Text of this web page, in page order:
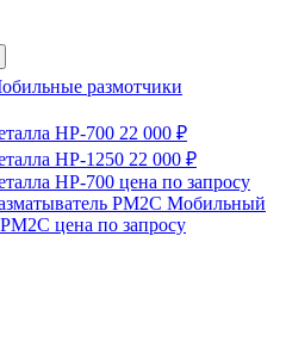
размотчики
HP-700 22 000 ₽
HP-1250 22 000 ₽
HP-700 цена по запросу
РМ2С Мобильный
РМ2С цена по запросу